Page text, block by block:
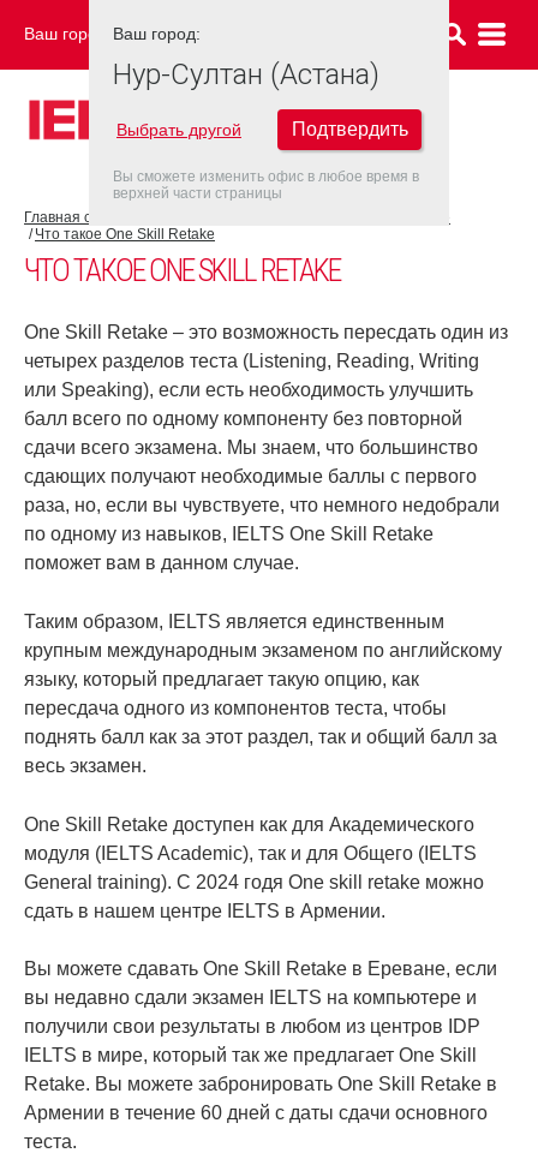
Ваш город: НУР-СУЛТАН (АСТАНА)
Главная страница
Что такое One Skill Retake
ЧТО ТАКОЕ ONE SKILL RETAKE
One Skill Retake – это возможность пересдать один из
четырех разделов теста (Listening, Reading, Writing
или Speaking), если есть необходимость улучшить
балл всего по одному компоненту без повторной
сдачи всего экзамена. Мы знаем, что большинство
сдающих получают необходимые баллы с первого
раза, но, если вы чувствуете, что немного недобрали
по одному из навыков, IELTS One Skill Retake
поможет вам в данном случае.
Таким образом, IELTS является единственным
крупным международным экзаменом по английскому
языку, который предлагает такую опцию, как
пересдача одного из компонентов теста, чтобы
поднять балл как за этот раздел, так и общий балл за
весь экзамен.
One Skill Retake доступен как для Академического
модуля (IELTS Academic), так и для Общего (IELTS
General training). С 2024 годя One skill retake можно
сдать в нашем центре IELTS в Армении.
Вы можете сдавать One Skill Retake в Ереване, если
вы недавно сдали экзамен IELTS на компьютере и
получили свои результаты в любом из центров IDP
IELTS в мире, который так же предлагает One Skill
Retake. Вы можете забронировать One Skill Retake в
Армении в течение 60 дней с даты сдачи основного
теста.
Ваш город:
Нур-Султан (Астана)
Выбрать другой Подтвердить
Вы сможете изменить офис в любое время в
верхней части страницы